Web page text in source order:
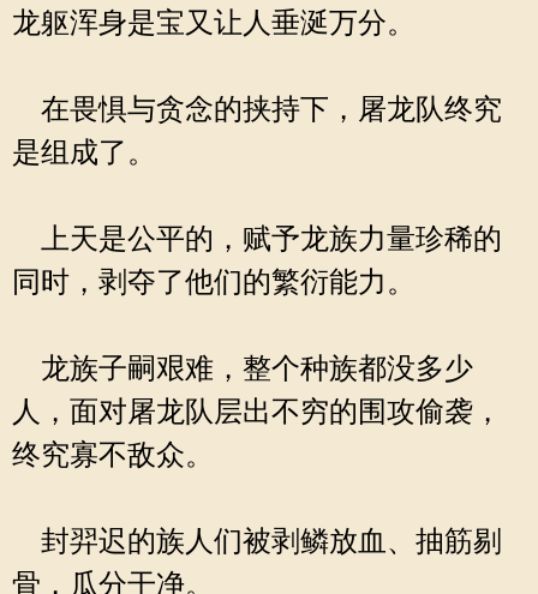
龙躯浑身是宝又让人垂涎万分。
在畏惧与贪念的挟持下，屠龙队终究
是组成了。
上天是公平的，赋予龙族力量珍稀的
同时，剥夺了他们的繁衍能力。
龙族子嗣艰难，整个种族都没多少
人，面对屠龙队层出不穷的围攻偷袭，
终究寡不敌众。
封羿迟的族人们被剥鳞放血、抽筋剔
骨，瓜分干净。